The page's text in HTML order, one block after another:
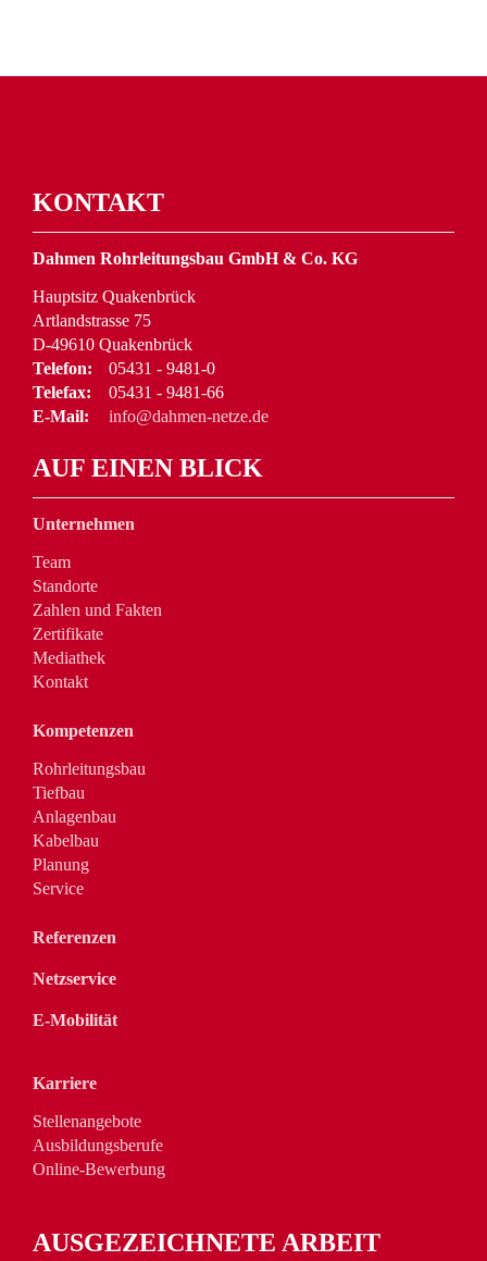
KONTAKT
Dahmen Rohrleitungsbau GmbH & Co. KG
Hauptsitz Quakenbrück
Artlandstrasse 75
D-49610 Quakenbrück
Telefon:
05431 - 9481-0
Telefax:
05431 - 9481-66
E-Mail:
info@dahmen-netze.de
AUF EINEN BLICK
Unternehmen
Team
Standorte
Zahlen und Fakten
Zertifikate
Mediathek
Kontakt
Kompetenzen
Rohrleitungsbau
Tiefbau
Anlagenbau
Kabelbau
Planung
Service
Referenzen
Netzservice
E-Mobilität
Karriere
Stellenangebote
Ausbildungsberufe
Online-Bewerbung
AUSGEZEICHNETE ARBEIT